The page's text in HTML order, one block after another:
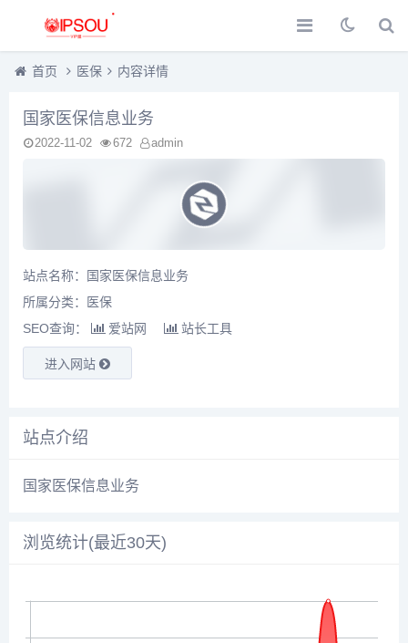
首页 医保 内容详情
国家医保信息业务
2022-11-02 672 admin
站点名称：国家医保信息业务
所属分类：
医保
SEO查询：
爱站网 站长工具
进入网站
站点介绍
国家医保信息业务
浏览统计(最近30天)